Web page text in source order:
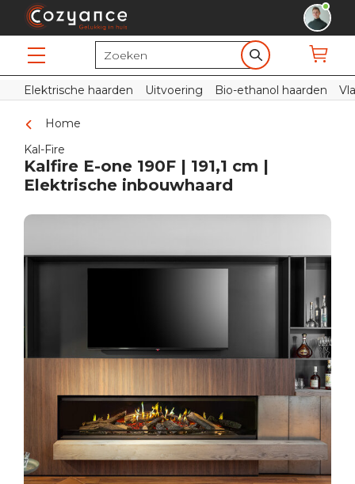
Elektrische haarden Uitvoering Bio-ethanol haarden
Home
Kal-Fire
Kalfire E-one 190F | 191,1 cm |
Elektrische inbouwhaard